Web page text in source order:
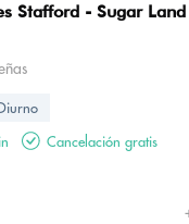
Stafford - Sugar Land
Cancelación gratis